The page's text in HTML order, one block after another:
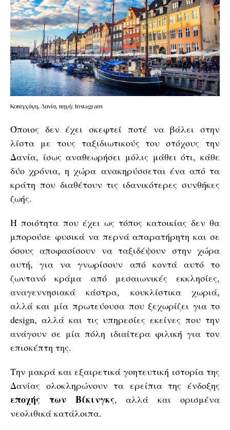
Κοπεγχάγη, Δανία, πηγή: Instagram
Όποιος δεν έχει σκεφτεί ποτέ να βάλει στην
λίστα με τους ταξιδιωτικούς του στόχους την
Δανία, ίσως αναθεωρήσει μόλις μάθει ότι, κάθε
δύο χρόνια, η χώρα ανακηρύσσεται ένα από τα
κράτη που διαθέτουν τις ιδανικότερες συνθήκες
ζωής.
Η ποιότητα που έχει ως τόπος κατοικίας δεν θα
μπορούσε φυσικά να περνά απαρατήρητη και σε
όσους αποφασίσουν να ταξιδέψουν στην χώρα
αυτή, για να γνωρίσουν από κοντά αυτό το
ζωντανό κράμα από μεσαιωνικές εκκλησίες,
αναγεννησιακά κάστρα, κουκλίστικα χωριά,
αλλά και μία πρωτεύουσα που ξεχωρίζει για το
design, αλλά και τις υπηρεσίες εκείνες που την
ανάγουν σε μία πόλη ιδιαίτερα φιλική για τον
επισκέπτη της.
Την μακρά και εξαιρετικά γοητευτική ιστορία της
Δανίας ολοκληρώνουν τα ερείπια της ένδοξης
εποχής των Βίκινγκς, αλλά και ορισμένα
νεολιθικά κατάλοιπα.